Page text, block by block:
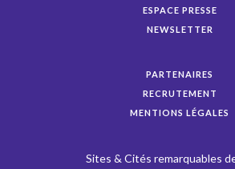
ESPACE PRESSE
NEWSLETTER
PARTENAIRES
RECRUTEMENT
MENTIONS LÉGALES
Sites & Cités remarquables